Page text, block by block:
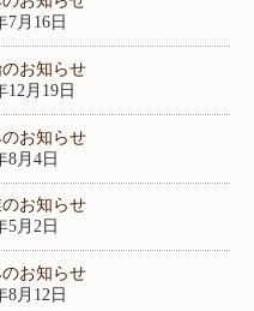
7月16日
お知らせ
12月19日
お知らせ
8月4日
お知らせ
5月2日
お知らせ
8月12日